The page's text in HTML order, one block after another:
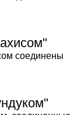
соединены